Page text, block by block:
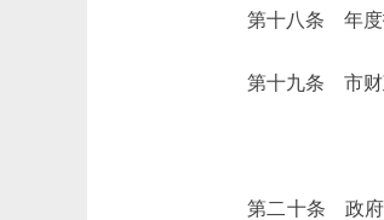
第十八条 年度投
第十九条 市财政
第二十条 政府投